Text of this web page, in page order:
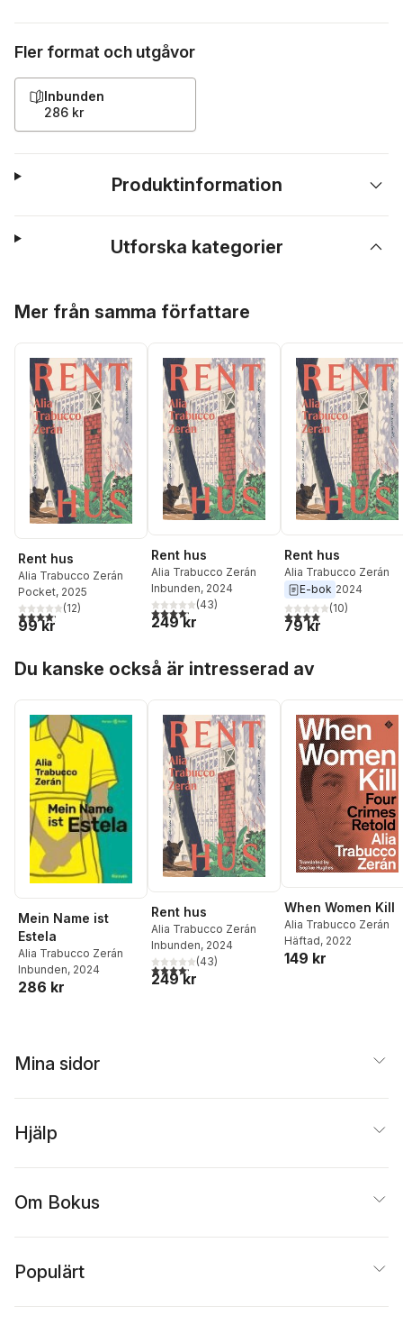
Fler format och utgåvor
Inbunden
286 kr
Produktinformation
Utforska kategorier
Mer från samma författare
Rent hus
Alia Trabucco Zerán
Pocket, 2025
4,2utav 5 stjärnor. Totalt antal röster:
(12)
99 kr
Rent hus
Alia Trabucco Zerán
Inbunden, 2024
4,2utav 5 stjärnor. Totalt antal röster:
(43)
249 kr
Rent hus
Alia Trabucco Zerán
E-bok 2024
4,0utav 5 stjärnor.
(10)
79 kr
Du kanske också är intresserad av
Mein Name ist
Estela
Alia Trabucco Zerán
Inbunden, 2024
286 kr
Rent hus
Alia Trabucco Zerán
Inbunden, 2024
4,2utav 5 stjärnor. Totalt antal röster:
(43)
249 kr
When Women Kill
Alia Trabucco Zerán
Häftad, 2022
149 kr
Mina sidor
Hjälp
Om Bokus
Populärt